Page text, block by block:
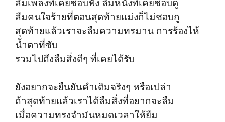
ลืมคนใจร้ายที่ตอนสุดท้ายแม่งก็ไม่ชอบกู
สุดท้ายแล้วเราจะลืมความทรมาน การร้องไห้
น้ำตาที่ซับ
รวมไปถึงลืมสิ่งดีๆ ที่เคยได้รับ
ยังอยากจะยืนยันคำเดิมจริงๆ หรือเปล่า
ถ้าสุดท้ายแล้วเราได้ลืมสิ่งที่อยากจะลืม
เมื่อความทรงจำมันหมดเวลาให้ยืม